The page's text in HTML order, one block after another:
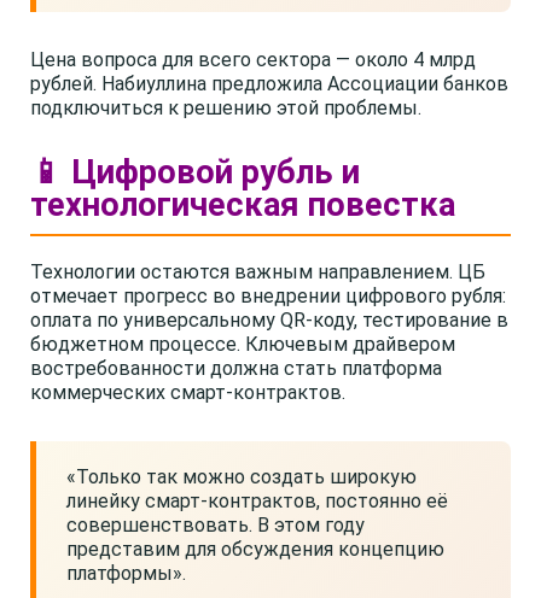
Цена вопроса для всего сектора — около 4 млрд
рублей. Набиуллина предложила Ассоциации банков
подключиться к решению этой проблемы.
📱 Цифровой рубль и
технологическая повестка
Технологии остаются важным направлением. ЦБ
отмечает прогресс во внедрении цифрового рубля:
оплата по универсальному QR-коду, тестирование в
бюджетном процессе. Ключевым драйвером
востребованности должна стать платформа
коммерческих смарт-контрактов.
«Только так можно создать широкую
линейку смарт-контрактов, постоянно её
совершенствовать. В этом году
представим для обсуждения концепцию
платформы».